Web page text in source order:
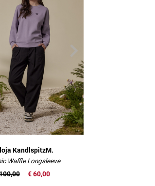
KandlspitzM.
Waffle Longsleeve
€ 60,00